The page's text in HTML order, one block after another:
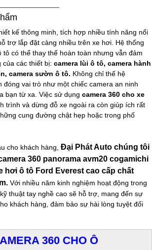
kế thông minh, tích hợp nhiều tính năng nổi
trợ lắp đặt càng nhiều trên xe hơi. Hệ thống
tô có thể thay thế hoàn toàn nhưng vẫn đảm
của các thiết bị: camera lùi ô tô, camera hành
camera sườn ô tô. Không chỉ thế hệ
đóng vai trò như một chiếc camera an ninh
bạn từ xa. Việc sử dụng camera 360 cho xe
trình và dừng đỗ xe ngoài ra còn giúp ích rất
cung đường chật hẹp hoặc trong phố
cho khách hàng, Đại Phát Auto chúng tôi
360 panorama avm20 cogamichi
hơi ô tô Ford Everest cao cấp chất
Với nhiều năm kinh nghiệm hoạt động trong
thuật tay nghề cao sẽ hỗ trợ, mang đến sự
khách hàng, đảm bảo sự hài lòng tuyệt đối
360 CHO Ô